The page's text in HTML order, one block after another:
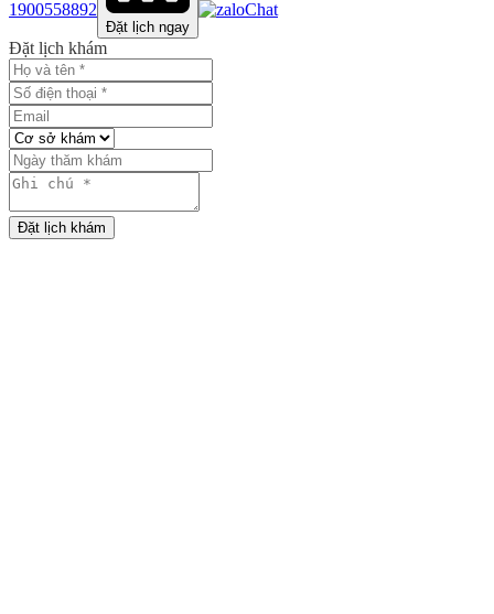
1900558892
Đặt lịch ngay
Chat
Đặt lịch khám
Đặt lịch khám